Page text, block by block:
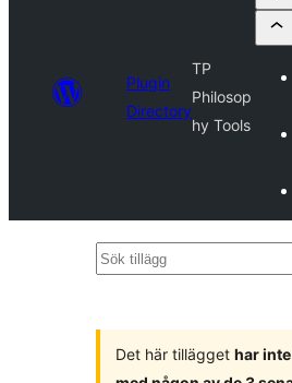
Plugin
Directory
TP
Philosop
hy Tools
Sök
Det här tillägget har